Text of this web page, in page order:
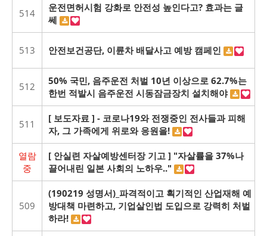
514
운전면허시험 강화로 안전성 높인다고? 효과는 글
쎄
513 안전보건공단, 이륜차 배달사고 예방 캠페인
512
50% 국민, 음주운전 처벌 10년 이상으로 62.7%는
한번 적발시 음주운전 시동잠금장치 설치해야
511
[ 보도자료 ] - 코로나19와 전쟁중인 전사들과 피해
자, 그 가족에게 위로와 응원을!
열람
중
[ 안실련 자살예방센터장 기고 ] "자살률을 37%나
끌어내린 일본 사회의 노하우.."
509
(190219 성명서)_파격적이고 획기적인 산업재해 예
방대책 마련하고, 기업살인법 도입으로 강력히 처벌
하라!